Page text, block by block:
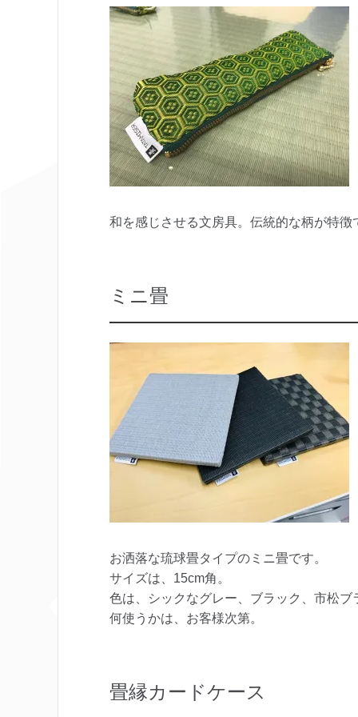
和を感じさせる文房具。伝統的な柄が特徴
ミニ畳
お洒落な琉球畳タイプのミニ畳です。
サイズは、15cm角。
色は、シックなグレー、ブラック、市松ブ
何使うかは、お客様次第。
畳縁カードケース